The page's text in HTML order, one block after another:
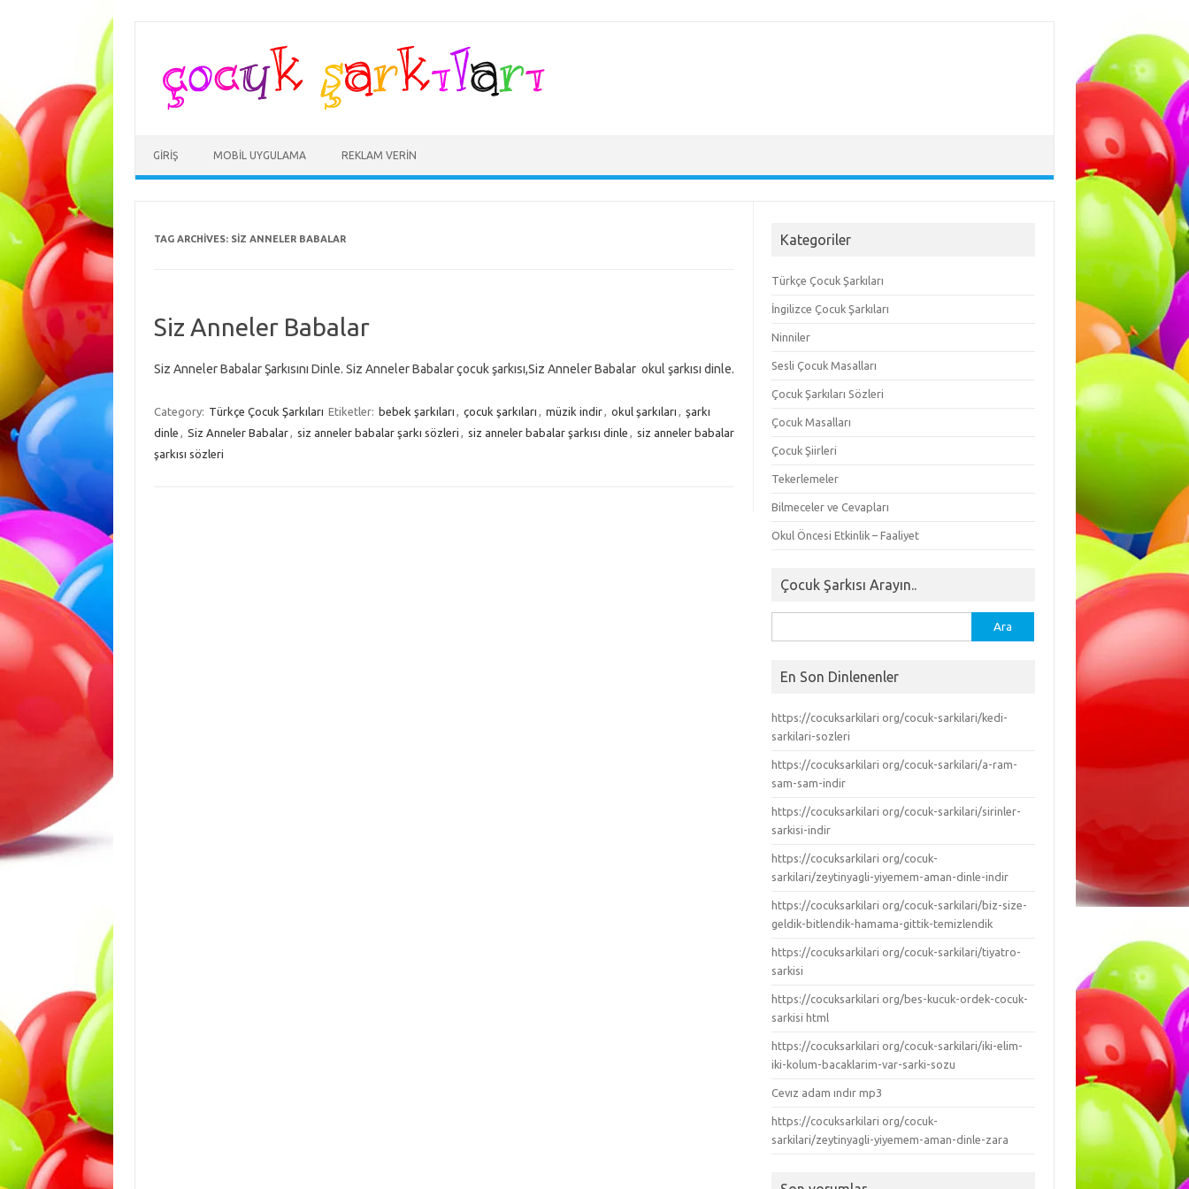
GIRIŞ MOBIL UYGULAMA REKLAM VERIN
TAG ARCHIVES: SIZ ANNELER BABALAR
Siz Anneler Babalar
Siz Anneler Babalar Şarkısını Dinle. Siz Anneler Babalar çocuk şarkısı,Siz Anneler Babalar okul şarkısı dinle.
Category: Türkçe Çocuk Şarkıları Etiketler: bebek şarkıları , çocuk şarkıları , müzik indir, okul şarkıları , şarkı
dinle , Siz Anneler Babalar, siz anneler babalar şarkı sözleri , siz anneler babalar şarkısı dinle , siz anneler babalar
şarkısı sözleri
Kategoriler
Türkçe Çocuk Şarkıları
İngilizce Çocuk Şarkıları
Ninniler
Sesli Çocuk Masalları
Çocuk Şarkıları Sözleri
Çocuk Masalları
Çocuk Şiirleri
Tekerlemeler
Bilmeceler ve Cevapları
Okul Öncesi Etkinlik – Faaliyet
Çocuk Şarkısı Arayın..
En Son Dinlenenler
https://cocuksarkilari org/cocuk-sarkilari/kedi-
sarkilari-sozleri
https://cocuksarkilari org/cocuk-sarkilari/a-ram-
sam-sam-indir
https://cocuksarkilari org/cocuk-sarkilari/sirinler-
sarkisi-indir
https://cocuksarkilari org/cocuk-
sarkilari/zeytinyagli-yiyemem-aman-dinle-indir
https://cocuksarkilari org/cocuk-sarkilari/biz-size-
geldik-bitlendik-hamama-gittik-temizlendik
https://cocuksarkilari org/cocuk-sarkilari/tiyatro-
sarkisi
https://cocuksarkilari org/bes-kucuk-ordek-cocuk-
sarkisi html
https://cocuksarkilari org/cocuk-sarkilari/iki-elim-
iki-kolum-bacaklarim-var-sarki-sozu
Cevız adam ındır mp3
https://cocuksarkilari org/cocuk-
sarkilari/zeytinyagli-yiyemem-aman-dinle-zara